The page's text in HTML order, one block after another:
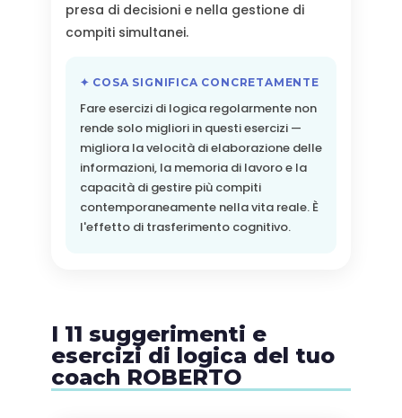
presa di decisioni e nella gestione di
compiti simultanei.
✦ COSA SIGNIFICA CONCRETAMENTE
Fare esercizi di logica regolarmente non
rende solo migliori in questi esercizi —
migliora la velocità di elaborazione delle
informazioni, la memoria di lavoro e la
capacità di gestire più compiti
contemporaneamente nella vita reale. È
l'effetto di trasferimento cognitivo.
I 11 suggerimenti e
esercizi di logica del tuo
coach ROBERTO